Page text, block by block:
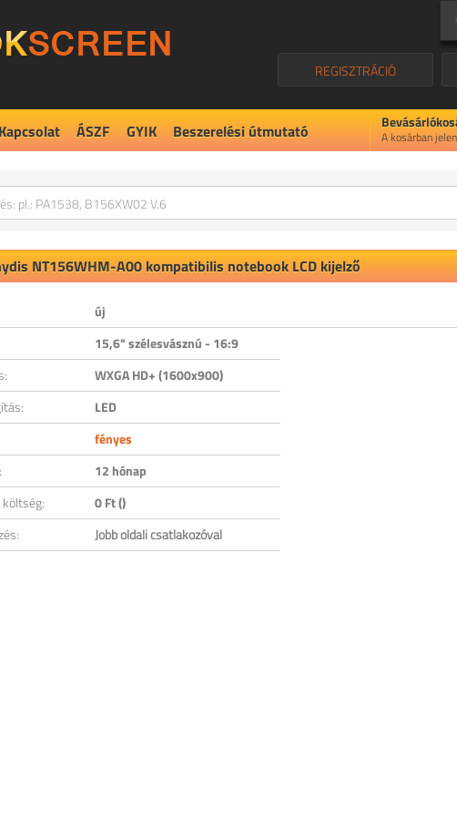
REGISZTRÁCIÓ
ÁSZF GYIK Beszerelési útmutató A kosárban
NT156WHM-A00kompatibilis notebook LCD kijelző
új
15,6" szélesvásznú - 16:9
WXGA HD+ (1600x900)
LED
fényes
12 hónap
0 Ft ()
Jobb oldali csatlakozóval